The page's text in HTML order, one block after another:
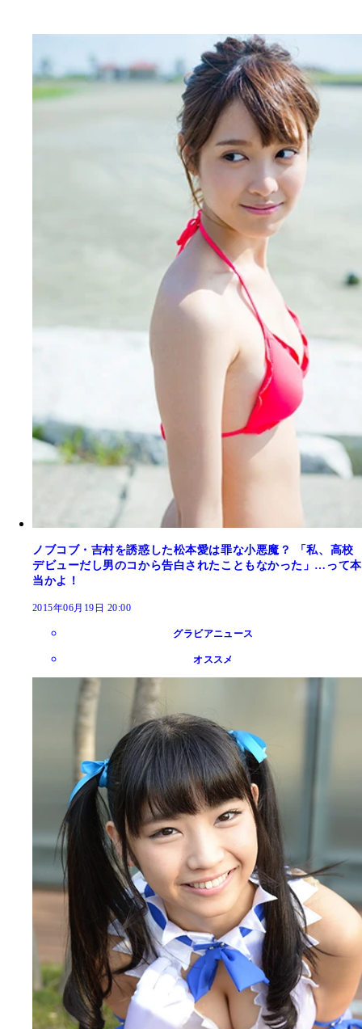
ノブコブ・吉村を誘惑した松本愛は罪な小悪魔？ 「私、高校
デビューだし男のコから告白されたこともなかった」…って本
当かよ！
2015年06月19日 20:00
グラビアニュース
オススメ